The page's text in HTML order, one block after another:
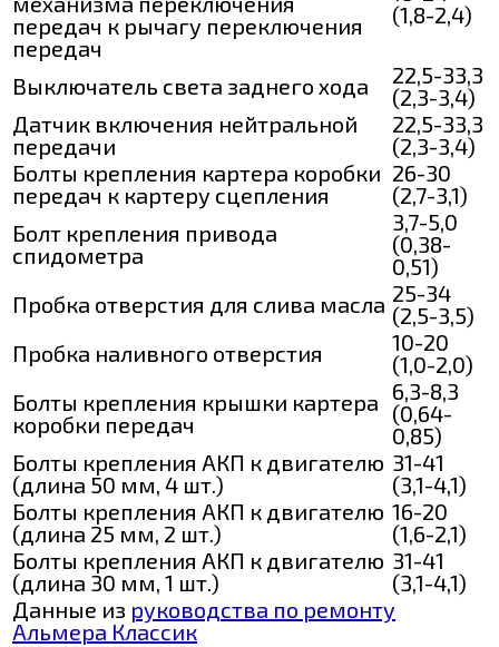
передач к рычагу переключения
передач
(1,8-2,4)
Выключатель света заднего хода
22,5-33,3
(2,3-3,4)
Датчик включения нейтральной
передачи
22,5-33,3
(2,3-3,4)
Болты крепления картера коробки
передач к картеру сцепления
26-30
(2,7-3,1)
Болт крепления привода
спидометра
3,7-5,0
(0,38-
0,51)
Пробка отверстия для слива масла 25-34
(2,5-3,5)
Пробка наливного отверстия
10-20
(1,0-2,0)
Болты крепления крышки картера
коробки передач
6,3-8,3
(0,64-
0,85)
Болты крепления АКП к двигателю
(длина 50 мм, 4 шт.)
31-41
(3,1-4,1)
Болты крепления АКП к двигателю
(длина 25 мм, 2 шт.)
16-20
(1,6-2,1)
Болты крепления АКП к двигателю
(длина 30 мм, 1 шт.)
31-41
(3,1-4,1)
Данные из руководства по ремонту
Альмера Классик